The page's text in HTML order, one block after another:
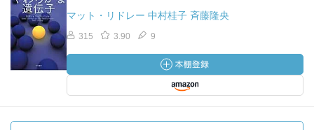
マット・リドレー 中村桂子 斉藤隆央
315 3.90 9